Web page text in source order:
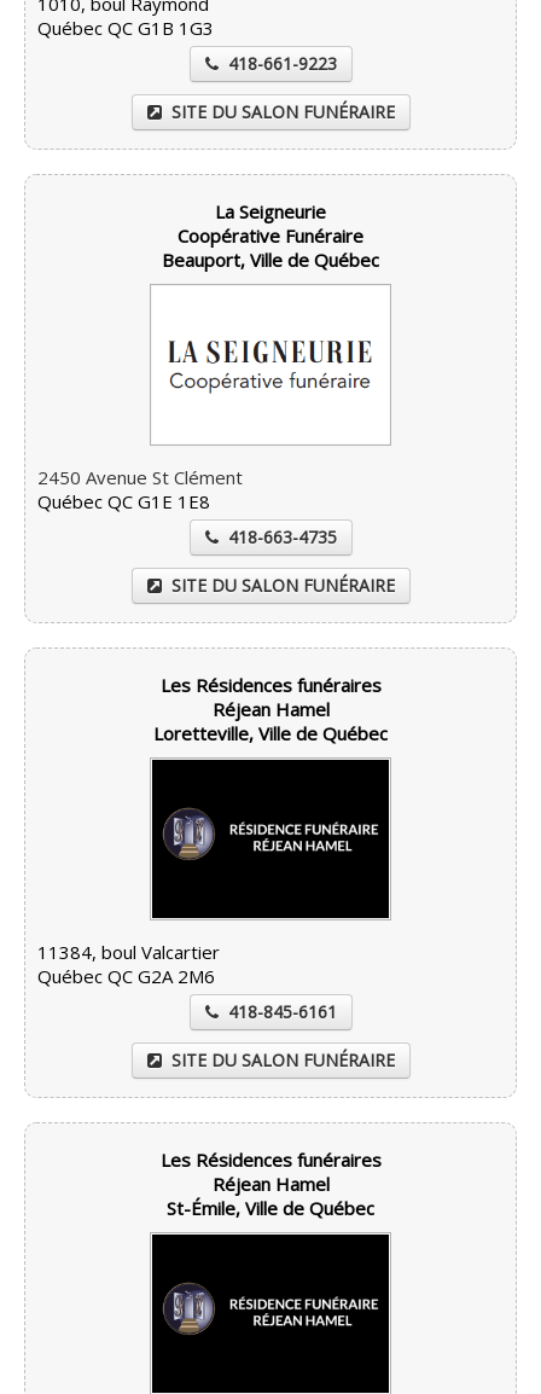
Québec QC G1B 1G3
418-661-9223
SITE DU SALON FUNÉRAIRE
La Seigneurie
Coopérative Funéraire
Beauport, Ville de Québec
2450 Avenue St Clément
Québec QC G1E 1E8
418-663-4735
SITE DU SALON FUNÉRAIRE
Les Résidences funéraires
Réjean Hamel
Loretteville, Ville de Québec
11384, boul Valcartier
Québec QC G2A 2M6
418-845-6161
SITE DU SALON FUNÉRAIRE
Les Résidences funéraires
Réjean Hamel
St-Émile, Ville de Québec